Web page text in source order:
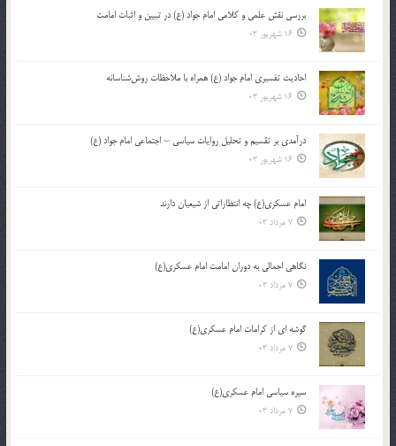
بررسی نقش علمی و کلامی امام جواد (ع) در تبیین و اثبات امامت
16 شهریور 03
احادیث تفسیری امام جواد (ع) همراه با ملاحظات روش‌شناسانه
16 شهریور 03
درآمدی بر تقسیم و تحلیل روایات سیاسی – اجتماعی امام جواد (ع)
16 شهریور 03
امام عسکری(ع) چه انتظاراتی از شیعیان دارند
7 مرداد 03
نگاهی اجمالی به دوران امامت امام عسکری(ع)
7 مرداد 03
گوشه ای از کرامات امام عسکری(ع)
7 مرداد 03
سیره سیاسی امام عسکری(ع)
7 مرداد 03